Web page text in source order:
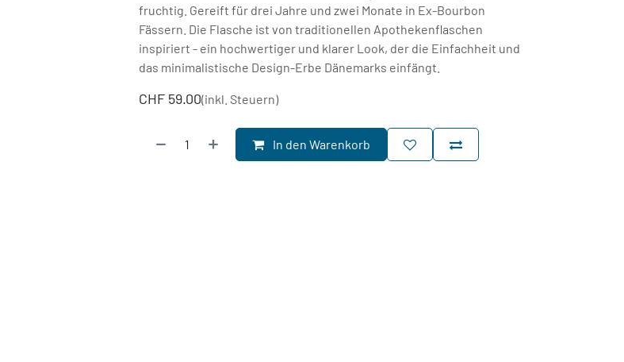
fruchtig. Gereift für drei Jahre und zwei Monate in Ex-Bourbon
Fässern. Die Flasche ist von traditionellen Apothekenflaschen
inspiriert - ein hochwertiger und klarer Look, der die Einfachheit und
das minimalistische Design-Erbe Dänemarks einfängt.
CHF 59.00(inkl. Steuern)
In den Warenkorb